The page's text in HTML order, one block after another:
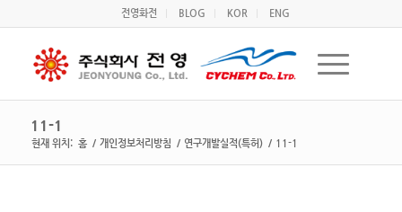
전영화전 BLOG KOR ENG
11-1
현재 위치: 홈 / 개인정보처리방침 / 연구개발실적(특허) / 11-1